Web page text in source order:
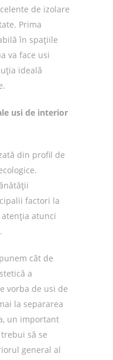
de izolare
Prima
în spațiile
va face usi
ideală
usi de interior
din profil de
factori la
atunci
cât de
a
vorba de usi de
la separarea
un important
să se
general al